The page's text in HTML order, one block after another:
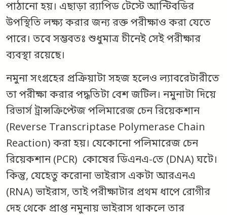
পাঠানো হয়। এছাড়া র‍্যাপিড টেস্টে আন্টিবডির
উপস্থিতি লক্ষ্য করার জন্য রক্ত পরীক্ষাও করা যেতে
পারে। তবে সম্ভবতঃ শুধুমাত্র চীনেই সেই পরীক্ষার
ব্যবস্থা রয়েছে।
নমুনা সংগ্রহের প্রক্রিয়াটা সহজ হলেও ল্যাবরেটারীতে
তা পরীক্ষা করার পদ্ধতিটা বেশ জটিল। নমুনাটা দিয়ে
রিভার্স ট্রান্সক্রিপ্টেজ পলিমারেজ চেন রিয়েকশান
(Reverse Transcriptase Polymerase Chain
Reaction) করা হয়। যেকোনো পলিমারেজ চেন
রিয়েকশান (PCR) কোষের ডিএনএ-তে (DNA) ঘটে।
কিন্তু, যেহেতু করোনা ভাইরাস একটা আরএনএ
(RNA) ভাইরাস, তাই পরীক্ষাটার প্রথম ধাপে রোগীর
দেহ থেকে প্রাপ্ত নমুনায় ভাইরাস থাকলে তার